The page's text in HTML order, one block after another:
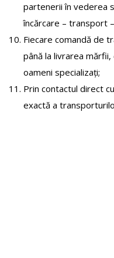
partenerii în vederea
încărcare – transport
Fiecare comandă de
până la livrarea
oameni specializaţi;
Prin contactul direct
exactă a